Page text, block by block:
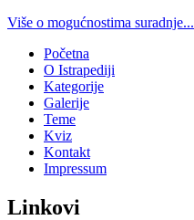
Više o mogućnostima suradnje...
Početna
O Istrapediji
Kategorije
Galerije
Teme
Kviz
Kontakt
Impressum
Linkovi